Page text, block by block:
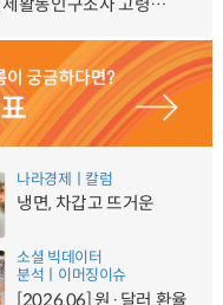
나라경제ㅣ칼럼
냉면, 차갑고 뜨거운
소셜 빅데이터
분석ㅣ이머징이슈
[2026.06] 원·달러 환율